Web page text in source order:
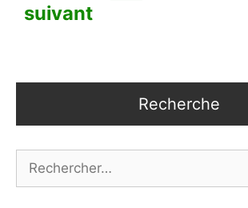
suivant
Recherche